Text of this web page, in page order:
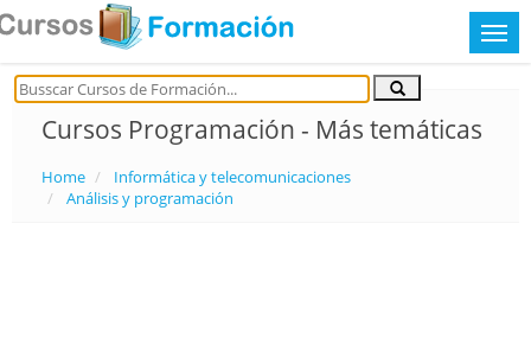
Cursos Programación - Más temáticas
Home
Informática y telecomunicaciones
Análisis y programación